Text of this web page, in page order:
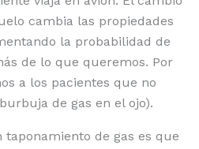
cambia las propiedades
la probabilidad de
de lo que queremos. Por
a los pacientes que no
de gas en el ojo).
de gas es que